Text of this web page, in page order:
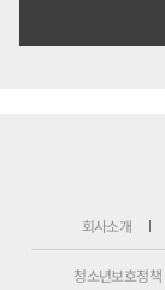
회사소개
청소년보호정책